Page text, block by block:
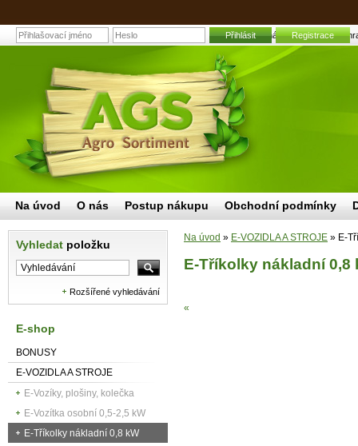
E-Tříkolky nákladní 0,8 kW |
Přihlásit Registrace
Vyhledat položku
Rozšířené vyhledávání
E-shop
BONUSY
E-VOZIDLA A STROJE
E-Vozíky, plošiny, kolečka
E-Vozítka osobní 0,5-2,5 kW
E-Tříkolky nákladní 0,8 kW
Na úvod » E-VOZIDLA A STROJE » E-
E-Tříkolky nákladní 0,8
«
Na úvod O nás Postup nákupu Obchodní podmínky